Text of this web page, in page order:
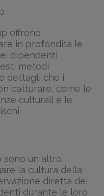
offrono
in profondità le
dipendenti
metodi
dettagli che i
catturare, come le
culturali e le
sono un altro
la cultura della
diretta dei
durante le loro